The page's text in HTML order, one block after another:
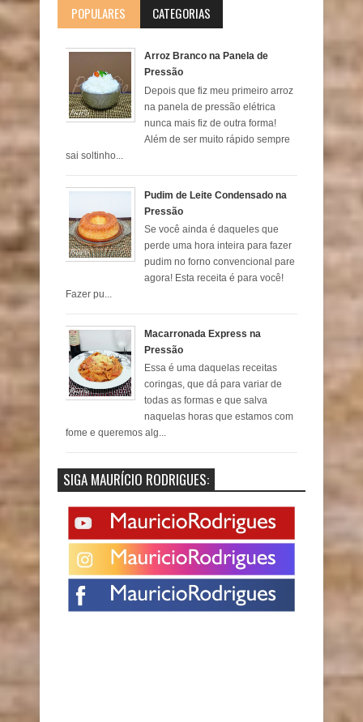
POPULARES CATEGORIAS
Arroz Branco na Panela de
Pressão
Depois que fiz meu primeiro arroz
na panela de pressão elétrica
nunca mais fiz de outra forma!
Além de ser muito rápido sempre
sai soltinho...
Pudim de Leite Condensado na
Pressão
Se você ainda é daqueles que
perde uma hora inteira para fazer
pudim no forno convencional pare
agora! Esta receita é para você!
Fazer pu...
Macarronada Express na
Pressão
Essa é uma daquelas receitas
coringas, que dá para variar de
todas as formas e que salva
naquelas horas que estamos com
fome e queremos alg...
SIGA MAURÍCIO RODRIGUES: